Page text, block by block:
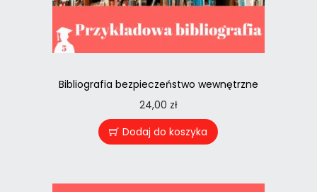
Bibliografia bezpieczeństwo wewnętrzne
24,00 zł
Dodaj do koszyka